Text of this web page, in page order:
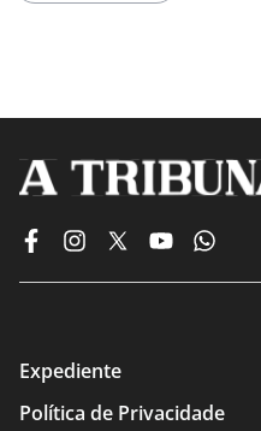
Expediente
Política de Privacidade